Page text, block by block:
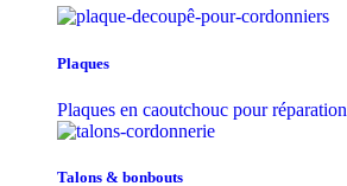
Plaques
Plaques en caoutchouc pour réparation
Talons & bonbouts